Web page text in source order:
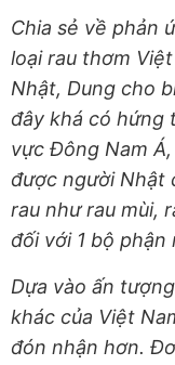
Chia sẻ về phản
loại rau thơm
Nhật, Dung cho
đây khá có hứng
vực Đông Nam
được người Nhật
rau như rau mùi,
đối với 1 bộ phận
Dựa vào ấn
khác của Việt
đón nhận hơn.